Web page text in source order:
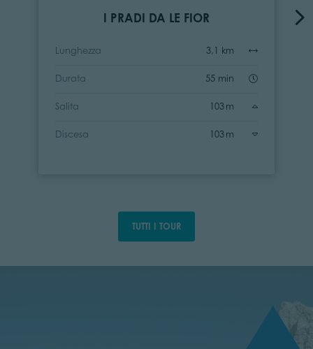
I PRADI DA LE FIOR
Lunghezza 3,1 km
Durata 55 min
Salita 103 m
Discesa 103 m
TUTTI I TOUR